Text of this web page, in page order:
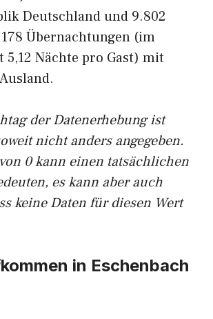
Deutschland und 9.802
Übernachtungen (im
Nächte pro Gast) mit
der Datenerhebung ist
nicht anders angegeben.
0 kann einen tatsächlichen
es kann aber auch
keine Daten für diesen Wert
in Eschenbach